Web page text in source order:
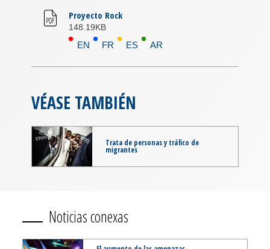
Proyecto Rock
148.19KB
EN FR ES AR
VÉASE TAMBIÉN
Trata de personas y tráfico de
migrantes
Noticias conexas